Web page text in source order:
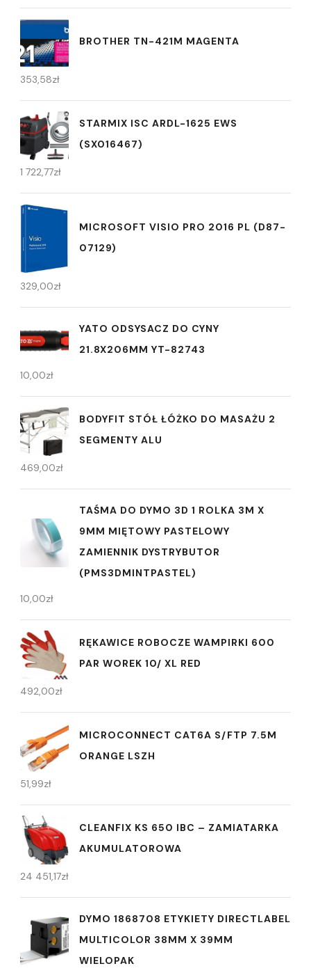
BROTHER TN-421M MAGENTA
353,58zł
STARMIX ISC ARDL-1625 EWS
(SX016467)
1 722,77zł
MICROSOFT VISIO PRO 2016 PL (D87-
07129)
329,00zł
YATO ODSYSACZ DO CYNY
21.8X206MM YT-82743
10,00zł
BODYFIT STÓŁ ŁÓŻKO DO MASAŻU 2
SEGMENTY ALU
469,00zł
TAŚMA DO DYMO 3D 1 ROLKA 3M X
9MM MIĘTOWY PASTELOWY
ZAMIENNIK DYSTRYBUTOR
(PMS3DMINTPASTEL)
10,00zł
RĘKAWICE ROBOCZE WAMPIRKI 600
PAR WOREK 10/ XL RED
492,00zł
MICROCONNECT CAT6A S/FTP 7.5M
ORANGE LSZH
51,99zł
CLEANFIX KS 650 IBC – ZAMIATARKA
AKUMULATOROWA
24 451,17zł
DYMO 1868708 ETYKIETY DIRECTLABEL
MULTICOLOR 38MM X 39MM
WIELOPAK